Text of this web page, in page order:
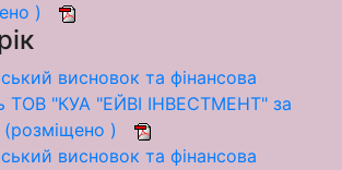
)
висновок та фінансова
ТОВ "КУА "ЕЙВІ ІНВЕСТМЕНТ" за
(розміщено )
висновок та фінансова